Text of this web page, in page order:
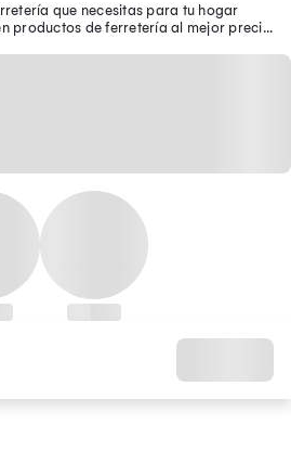
que necesitas para tu hogar
productos de ferretería al mejor precio